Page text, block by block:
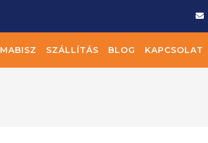
MABISZ SZÁLLÍTÁS BLOG KAPCSOLAT